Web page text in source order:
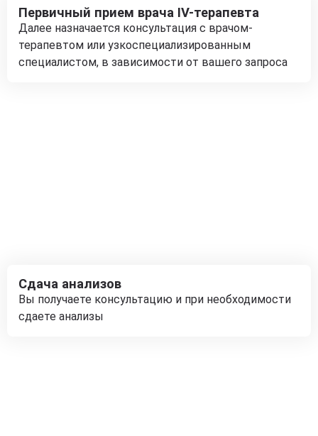
Первичный прием врача IV-терапевта
Далее назначается консультация с врачом-
терапевтом или узкоспециализированным
специалистом, в зависимости от вашего запроса
Сдача анализов
Вы получаете консультацию и при необходимости
сдаете анализы